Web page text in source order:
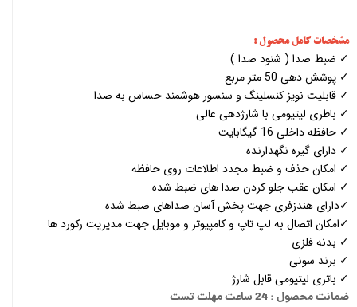
مشخصات کامل محصول :
✓ ضبط صدا ( شنود صدا )
✓ پوشش دهی 50 متر مربع
✓ قابلیت نویز کنسلینگ و سنسور هوشمند حساس به صدا
✓ باطری لیتیومی با شارژدهی عالی
✓ حافظه داخلی 16 گیگابایت
✓ دارای گیره نگهدارنده
✓ امکان حذف و ضبط مجدد اطلاعات روی حافظه
✓ امکان عقب جلو کردن صدا های ضبط شده
✓دارای هندزفری جهت پخش آسان صداهای ضبط شده
✓امکان اتصال به لپ تاپ و کامپیوتر و موبایل جهت مدیریت رکورد ها
✓ بدنه فلزی
✓ برند سونی
✓ باتری لیتیومی قابل شارژ
ضمانت محصول : 24 ساعت مهلت تست